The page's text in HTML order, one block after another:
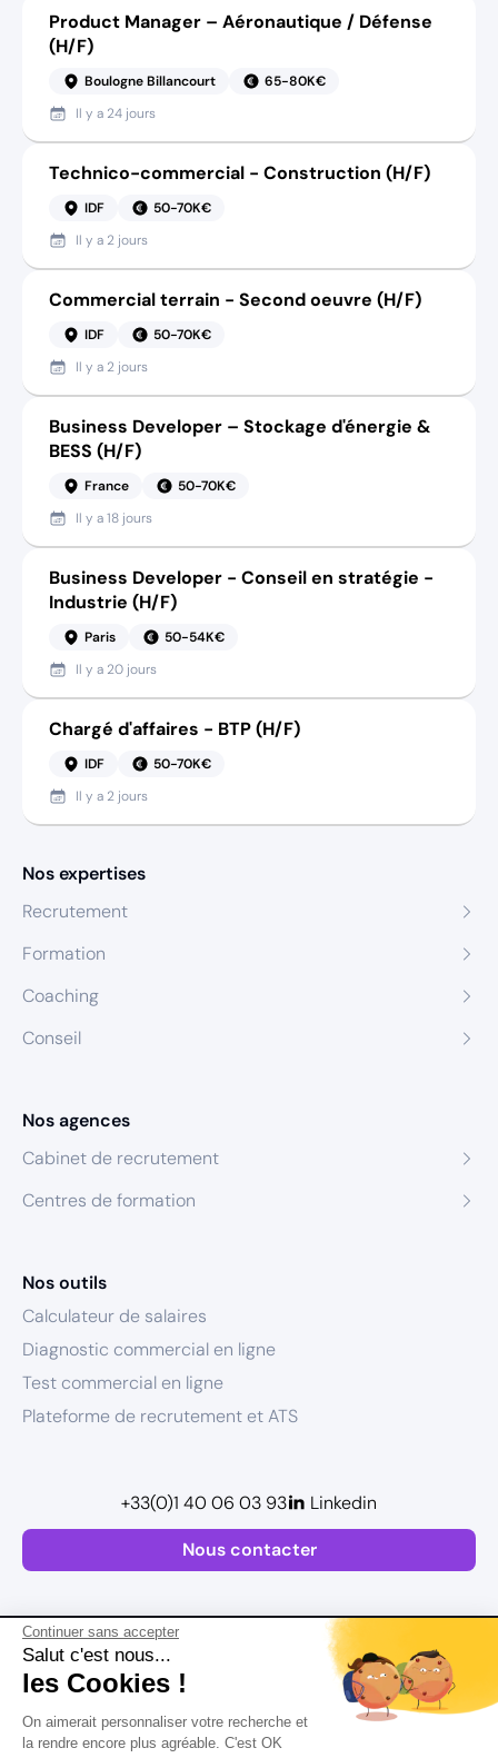
Continuer sans accepter
Salut c'est nous...
les Cookies !
On aimerait personnaliser votre recherche et
la rendre encore plus agréable. C'est OK
Product Manager – Aéronautique / Défense
(H/F)
Boulogne Billancourt
65-80K€
Il y a 24 jours
Technico-commercial - Construction (H/F)
IDF
50-70K€
Il y a 2 jours
Commercial terrain - Second oeuvre (H/F)
IDF
50-70K€
Il y a 2 jours
Business Developer – Stockage d'énergie &
BESS (H/F)
France
50-70K€
Il y a18 jours
Business Developer - Conseil en stratégie -
Industrie (H/F)
Paris
50-54K€
Il y a 20 jours
Chargé d'affaires - BTP (H/F)
IDF
50-70K€
Il y a 2 jours
Nos expertises
Recrutement
Formation
Coaching
Conseil
Nos agences
Cabinet de recrutement
Centres de formation
Nos outils
Calculateur de salaires
Diagnostic commercial en ligne
Test commercial en ligne
Plateforme de recrutement et ATS
Nous contacter
+33(0)1 40 06 03 93 Linkedin
Plan de site
Mentions légales